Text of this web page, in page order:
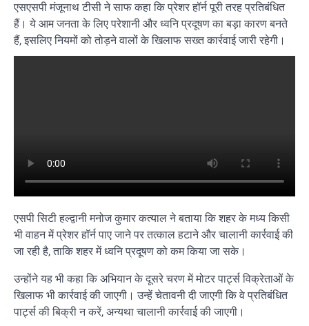
एसएसपी मंजूनाथ टीसी ने साफ कहा कि प्रेशर हॉर्न पूरी तरह प्रतिबंधित
हैं। ये आम जनता के लिए परेशानी और ध्वनि प्रदूषण का बड़ा कारण बनते
हैं, इसलिए नियमों को तोड़ने वालों के खिलाफ सख्त कार्रवाई जारी रहेगी।
एसपी सिटी हल्द्वानी मनोज कुमार कत्याल ने बताया कि शहर के मध्य किसी
भी वाहन में प्रेशर हॉर्न पाए जाने पर तत्काल हटाने और चालानी कार्रवाई की
जा रही है, ताकि शहर में ध्वनि प्रदूषण को कम किया जा सके।
उन्होंने यह भी कहा कि अभियान के दूसरे चरण में मोटर पार्ट्स विक्रेताओं के
खिलाफ भी कार्रवाई की जाएगी। उन्हें चेतावनी दी जाएगी कि वे प्रतिबंधित
पार्ट्स की बिक्री न करें, अन्यथा चालानी कार्रवाई की जाएगी।